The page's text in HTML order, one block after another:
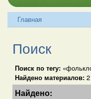
Главная
Поиск
Поиск по тегу:
Найдено материалов: 2
Найдено: